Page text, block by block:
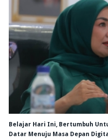
Belajar Hari Ini, Bertumbuh
Datar Menuju Masa Depan